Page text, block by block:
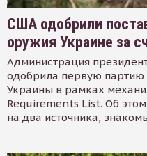
США одобрили
оружия Украине за
Администрация
одобрила первую
Украины в рамках
Requirements List. Об
на два источника,